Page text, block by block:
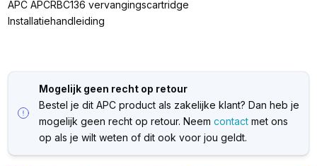
APC APCRBC136 vervangingscartridge
Installatiehandleiding
Mogelijk geen recht op retour
Bestel je dit APC product als zakelijke klant? Dan heb je
mogelijk geen recht op retour. Neem contactmet ons
op als je wilt weten of dit ook voor jou geldt.